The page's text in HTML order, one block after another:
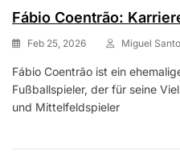
Fábio Coentrão:
Feb 25, 2026 Miguel
Fábio Coentrão ist ein
Fußballspieler, der für seine
und Mittelfeldspieler